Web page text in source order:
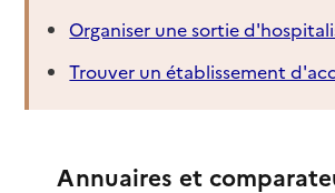
Organiser une sortie
Trouver un établissement
Annuaires et